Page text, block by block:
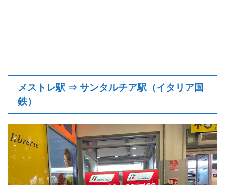
メストレ駅 ⇒ サンタルチア駅（イタリア国
鉄）